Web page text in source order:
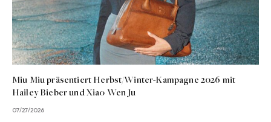
Miu Miu präsentiert Herbst/Winter-Kampagne 2026 mit
Hailey Bieber und Xiao Wen Ju
07/27/2026